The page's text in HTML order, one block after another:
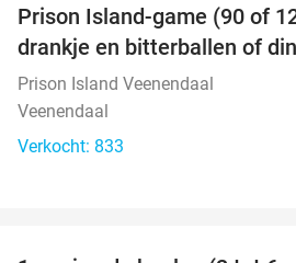
Prison Island-game (90 of
drankje en bitterballen of
Prison Island Veenendaal
Veenendaal
Verkocht: 833